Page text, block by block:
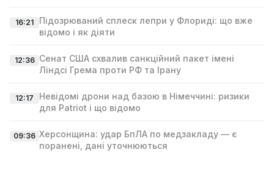
16:21
Підозрюваний сплеск лепри у Флориді: що вже
відомо і як діяти
12:36 Сенат США схвалив санкційний пакет імені
Ліндсі Гремa проти РФ та Ірану
12:17
Невідомі дрони над базою в Німеччині: ризики
для Patriot і що відомо
09:36 Херсонщина: удар БпЛА по медзакладу — є
поранені, дані уточнюються